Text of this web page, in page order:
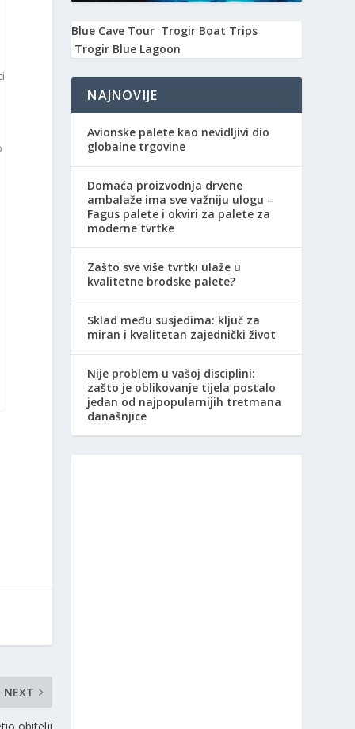
NEXT
Blue Cave Tour Trogir Boat Trips
Trogir Blue Lagoon
NAJNOVIJE
Avionske palete kao nevidljivi dio
globalne trgovine
Domaća proizvodnja drvene
ambalaže ima sve važniju ulogu –
Fagus palete i okviri za palete za
moderne tvrtke
Zašto sve više tvrtki ulaže u
kvalitetne brodske palete?
Sklad među susjedima: ključ za
miran i kvalitetan zajednički život
Nije problem u vašoj disciplini:
zašto je oblikovanje tijela postalo
jedan od najpopularnijih tretmana
današnjice